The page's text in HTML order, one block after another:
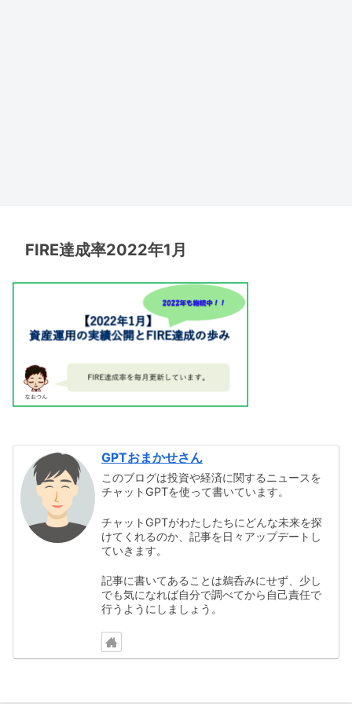
FIRE達成率2022年1月
GPTおまかせさん
このブログは投資や経済に関するニュースを
チャットGPTを使って書いています。
チャットGPTがわたしたちにどんな未来を探
けてくれるのか、記事を日々アップデートし
ていきます。
記事に書いてあることは鵜呑みにせず、少し
でも気になれば自分で調べてから自己責任で
行うようにしましょう。